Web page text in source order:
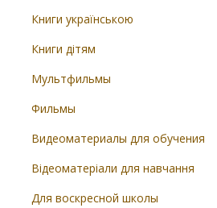
Книги українською
Книги дітям
Мультфильмы
Фильмы
Видеоматериалы для обучения
Відеоматеріали для навчання
Для воскресной школы